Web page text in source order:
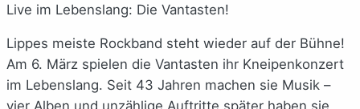
Live im Lebenslang: Die Vantasten!
Lippes meiste Rockband steht wieder auf der Bühne!
Am 6. März spielen die Vantasten ihr Kneipenkonzert
im Lebenslang. Seit 43 Jahren machen sie Musik –